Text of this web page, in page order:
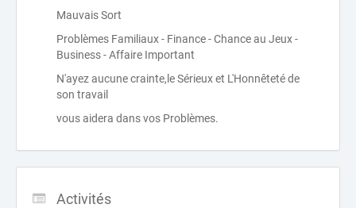
Mauvais Sort
Problèmes Familiaux - Finance - Chance au Jeux -
Business - Affaire Important
N'ayez aucune crainte,le Sérieux et L'Honnêteté de
son travail
vous aidera dans vos Problèmes.
Activités